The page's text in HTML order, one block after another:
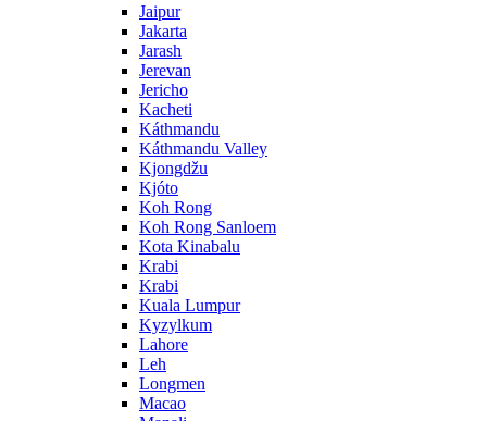
Jaipur
Jakarta
Jarash
Jerevan
Jericho
Kacheti
Káthmandu
Káthmandu Valley
Kjongdžu
Kjóto
Koh Rong
Koh Rong Sanloem
Kota Kinabalu
Krabi
Krabi
Kuala Lumpur
Kyzylkum
Lahore
Leh
Longmen
Macao